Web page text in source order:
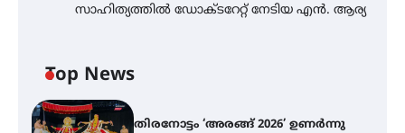
സാഹിത്യത്തിൽ ഡോക്ടറേറ്റ് നേടിയ എൻ. ആര്യ
Top News
തിരനോട്ടം ‘അരങ്ങ് 2026’ ഉണർന്നു